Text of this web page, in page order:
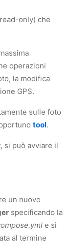
only) che
operazioni
la modifica
GPS.
sulle foto
tool.
si può avviare il
un nuovo
specificando la
e si
al termine